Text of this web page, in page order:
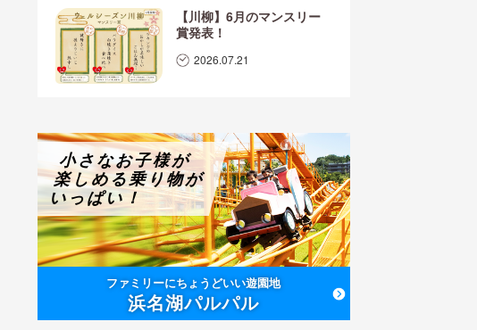
【川柳】6月のマンスリー
賞発表！
2026.07.21
小さなお子様が
楽しめる乗り物が
いっぱい！
ファミリーにちょうどいい遊園地
浜名湖パルパル